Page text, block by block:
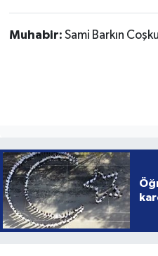
Muhabir: Sami Barkın